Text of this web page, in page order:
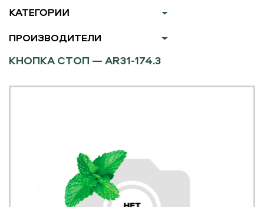
КАТЕГОРИИ
ПРОИЗВОДИТЕЛИ
КНОПКА СТОП — AR31-174.3